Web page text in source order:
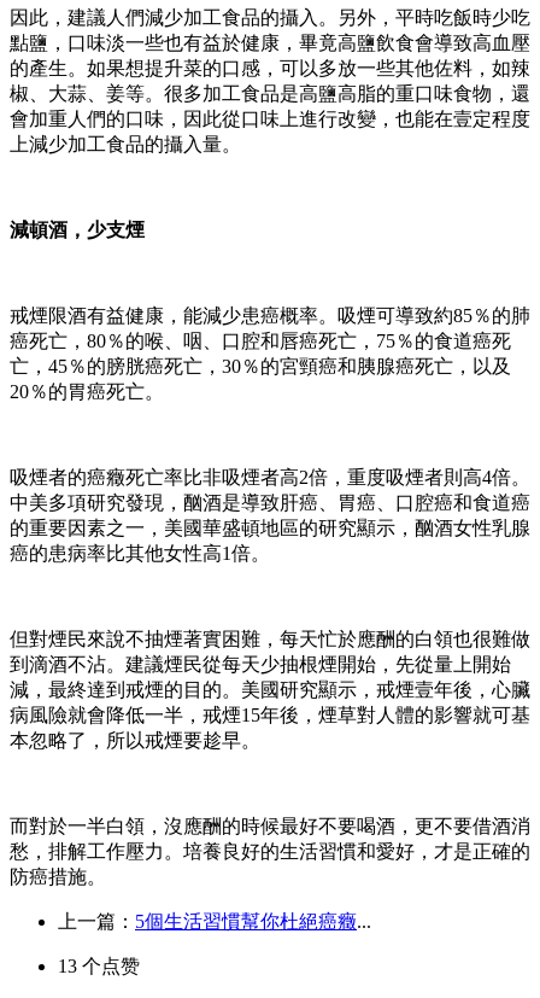
因此，建議人們減少加工食品的攝入。另外，平時吃飯時少吃
點鹽，口味淡一些也有益於健康，畢竟高鹽飲食會導致高血壓
的產生。如果想提升菜的口感，可以多放一些其他佐料，如辣
椒、大蒜、姜等。很多加工食品是高鹽高脂的重口味食物，還
會加重人們的口味，因此從口味上進行改變，也能在壹定程度
上減少加工食品的攝入量。
減頓酒，少支煙
戒煙限酒有益健康，能減少患癌概率。吸煙可導致約85％的肺
癌死亡，80％的喉、咽、口腔和唇癌死亡，75％的食道癌死
亡，45％的膀胱癌死亡，30％的宮頸癌和胰腺癌死亡，以及
20％的胃癌死亡。
吸煙者的癌癥死亡率比非吸煙者高2倍，重度吸煙者則高4倍。
中美多項研究發現，酗酒是導致肝癌、胃癌、口腔癌和食道癌
的重要因素之一，美國華盛頓地區的研究顯示，酗酒女性乳腺
癌的患病率比其他女性高1倍。
但對煙民來說不抽煙著實困難，每天忙於應酬的白領也很難做
到滴酒不沾。建議煙民從每天少抽根煙開始，先從量上開始
減，最終達到戒煙的目的。美國研究顯示，戒煙壹年後，心臟
病風險就會降低一半，戒煙15年後，煙草對人體的影響就可基
本忽略了，所以戒煙要趁早。
而對於一半白領，沒應酬的時候最好不要喝酒，更不要借酒消
愁，排解工作壓力。培養良好的生活習慣和愛好，才是正確的
防癌措施。
上一篇： 5個生活習慣幫你杜絕癌癥...
13 个点赞